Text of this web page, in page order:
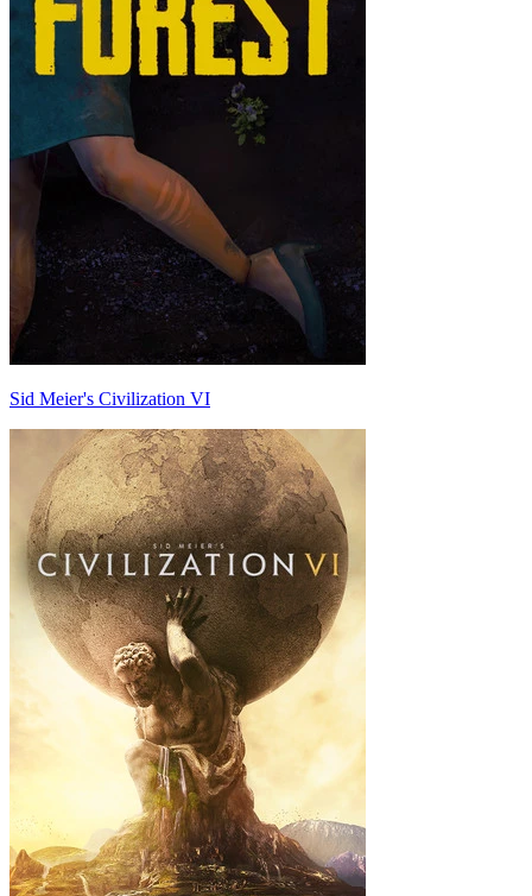
Sid Meier's Civilization VI